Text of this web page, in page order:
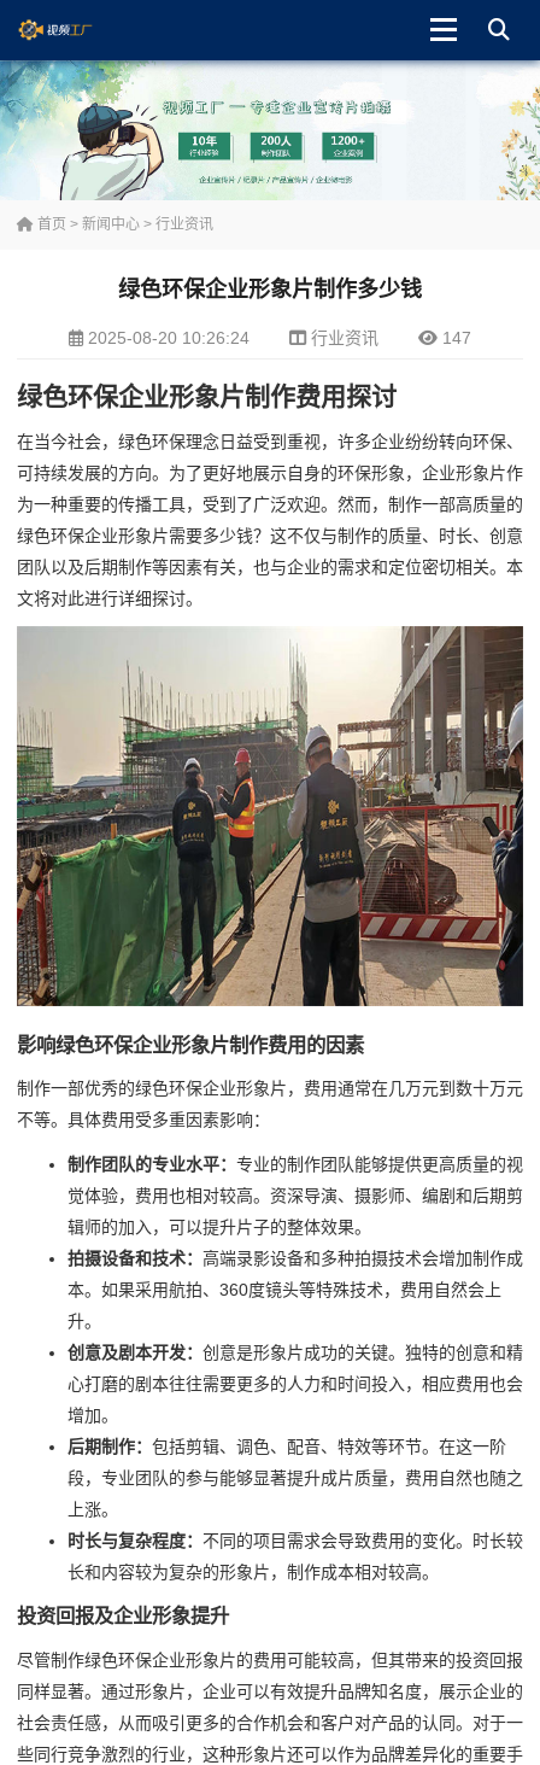
首页 > 新闻中心 > 行业资讯
绿色环保企业形象片制作多少钱
2025-08-20 10:26:24 行业资讯 147
绿色环保企业形象片制作费用探讨
在当今社会，绿色环保理念日益受到重视，许多企业纷纷转向环保、
可持续发展的方向。为了更好地展示自身的环保形象，企业形象片作
为一种重要的传播工具，受到了广泛欢迎。然而，制作一部高质量的
绿色环保企业形象片需要多少钱？这不仅与制作的质量、时长、创意
团队以及后期制作等因素有关，也与企业的需求和定位密切相关。本
文将对此进行详细探讨。
影响绿色环保企业形象片制作费用的因素
制作一部优秀的绿色环保企业形象片，费用通常在几万元到数十万元
不等。具体费用受多重因素影响：
制作团队的专业水平： 专业的制作团队能够提供更高质量的视
觉体验，费用也相对较高。资深导演、摄影师、编剧和后期剪
辑师的加入，可以提升片子的整体效果。
拍摄设备和技术： 高端录影设备和多种拍摄技术会增加制作成
本。如果采用航拍、360度镜头等特殊技术，费用自然会上
升。
创意及剧本开发： 创意是形象片成功的关键。独特的创意和精
心打磨的剧本往往需要更多的人力和时间投入，相应费用也会
增加。
后期制作： 包括剪辑、调色、配音、特效等环节。在这一阶
段，专业团队的参与能够显著提升成片质量，费用自然也随之
上涨。
时长与复杂程度： 不同的项目需求会导致费用的变化。时长较
长和内容较为复杂的形象片，制作成本相对较高。
投资回报及企业形象提升
尽管制作绿色环保企业形象片的费用可能较高，但其带来的投资回报
同样显著。通过形象片，企业可以有效提升品牌知名度，展示企业的
社会责任感，从而吸引更多的合作机会和客户对产品的认同。对于一
些同行竞争激烈的行业，这种形象片还可以作为品牌差异化的重要手